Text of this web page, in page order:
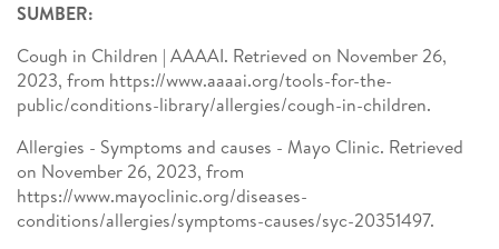
SUMBER:
Cough in Children | AAAAI. Retrieved on November 26,
2023, from https://www.aaaai.org/tools-for-the-
public/conditions-library/allergies/cough-in-children.
Allergies - Symptoms and causes - Mayo Clinic. Retrieved
on November 26, 2023, from
https://www.mayoclinic.org/diseases-
conditions/allergies/symptoms-causes/syc-20351497.